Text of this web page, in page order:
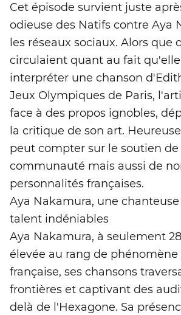
Cet épisode survient juste
odieuse des Natifs contre Aya
les réseaux sociaux. Alors que
circulaient quant au fait
interpréter une chanson
Jeux Olympiques de Paris,
face à des propos ignobles,
la critique de son art.
peut compter sur le soutien de
communauté mais aussi de
personnalités françaises.
Aya Nakamura, une
talent indéniables
Aya Nakamura, à seulement 28
élevée au rang de
française, ses chansons
frontières et captivant des
delà de l'Hexagone. Sa